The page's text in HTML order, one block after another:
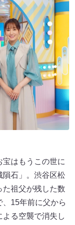
はもうこの世に
隕石」。渋谷区松
祖父が残した数
15年前に父から
る空襲で消失し